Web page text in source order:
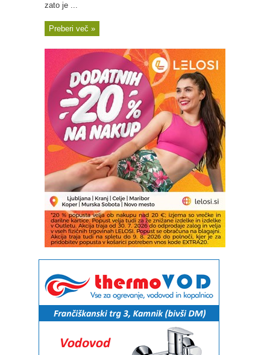
zato je ...
Preberi več »